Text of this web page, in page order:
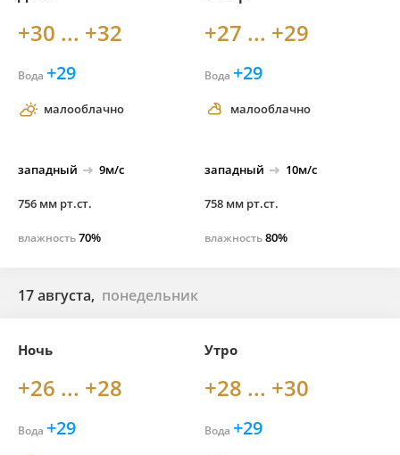
+30 ... +32
Вода +29
малооблачно
западный 9м/с
756 мм рт.ст.
влажность70%
+27 ... +29
Вода +29
малооблачно
западный 10м/с
758 мм рт.ст.
влажность80%
17 августа, понедельник
Ночь
+26 ... +28
Вода +29
Утро
+28 ... +30
Вода +29